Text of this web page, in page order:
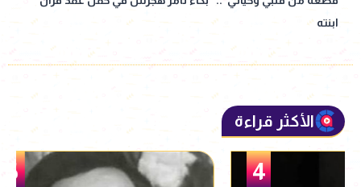
ابنته
الأكثر قراءة
5